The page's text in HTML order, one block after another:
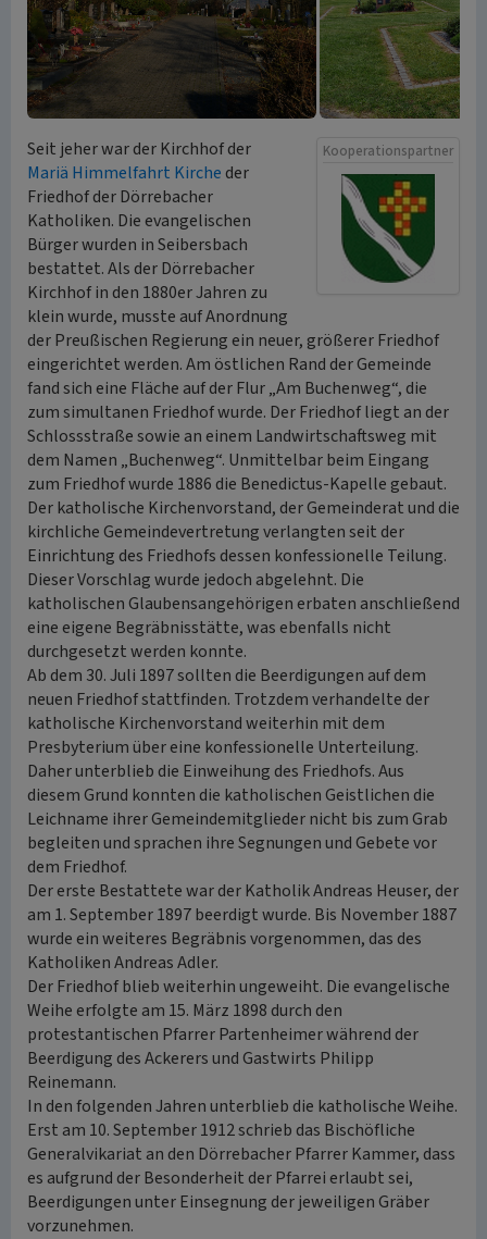
Kooperationspartner
Seit jeher war der Kirchhof der
Mariä Himmelfahrt Kirche der
Friedhof der Dörrebacher
Katholiken. Die evangelischen
Bürger wurden in Seibersbach
bestattet. Als der Dörrebacher
Kirchhof in den 1880er Jahren zu
klein wurde, musste auf Anordnung
der Preußischen Regierung ein neuer, größerer Friedhof
eingerichtet werden. Am östlichen Rand der Gemeinde
fand sich eine Fläche auf der Flur „Am Buchenweg“, die
zum simultanen Friedhof wurde. Der Friedhof liegt an der
Schlossstraße sowie an einem Landwirtschaftsweg mit
dem Namen „Buchenweg“. Unmittelbar beim Eingang
zum Friedhof wurde 1886 die Benedictus-Kapelle gebaut.
Der katholische Kirchenvorstand, der Gemeinderat und die
kirchliche Gemeindevertretung verlangten seit der
Einrichtung des Friedhofs dessen konfessionelle Teilung.
Dieser Vorschlag wurde jedoch abgelehnt. Die
katholischen Glaubensangehörigen erbaten anschließend
eine eigene Begräbnisstätte, was ebenfalls nicht
durchgesetzt werden konnte.
Ab dem 30. Juli 1897 sollten die Beerdigungen auf dem
neuen Friedhof stattfinden. Trotzdem verhandelte der
katholische Kirchenvorstand weiterhin mit dem
Presbyterium über eine konfessionelle Unterteilung.
Daher unterblieb die Einweihung des Friedhofs. Aus
diesem Grund konnten die katholischen Geistlichen die
Leichname ihrer Gemeindemitglieder nicht bis zum Grab
begleiten und sprachen ihre Segnungen und Gebete vor
dem Friedhof.
Der erste Bestattete war der Katholik Andreas Heuser, der
am 1. September 1897 beerdigt wurde. Bis November 1887
wurde ein weiteres Begräbnis vorgenommen, das des
Katholiken Andreas Adler.
Der Friedhof blieb weiterhin ungeweiht. Die evangelische
Weihe erfolgte am 15. März 1898 durch den
protestantischen Pfarrer Partenheimer während der
Beerdigung des Ackerers und Gastwirts Philipp
Reinemann.
In den folgenden Jahren unterblieb die katholische Weihe.
Erst am 10. September 1912 schrieb das Bischöfliche
Generalvikariat an den Dörrebacher Pfarrer Kammer, dass
es aufgrund der Besonderheit der Pfarrei erlaubt sei,
Beerdigungen unter Einsegnung der jeweiligen Gräber
vorzunehmen.